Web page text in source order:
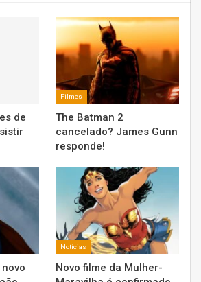
de
Filmes
The Batman 2
cancelado? James Gunn
responde!
Notícias
Novo filme da Mulher-